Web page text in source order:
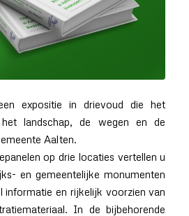
expositie in drievoud die het
landschap, de wegen en de
Aalten.
op drie locaties vertellen u
en gemeentelijke monumenten
informatie en rijkelijk voorzien van
In de bijbehorende